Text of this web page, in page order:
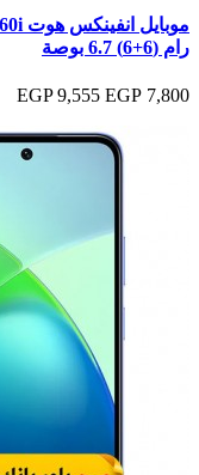
رام (6+6) 6.7 بوصة
7,800 EGP
9,555 EGP